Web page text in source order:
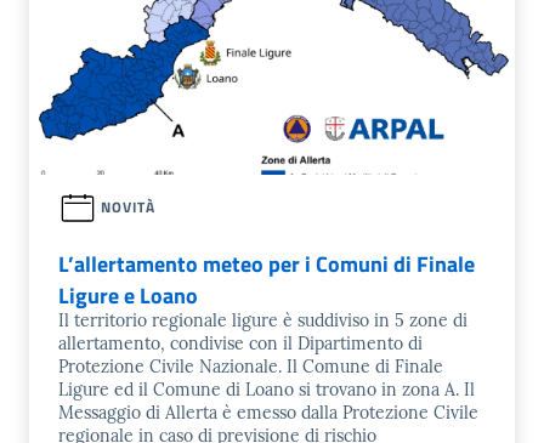
NOVITÀ
L’allertamento meteo per i Comuni di Finale
Ligure e Loano
Il territorio regionale ligure è suddiviso in 5 zone di
allertamento, condivise con il Dipartimento di
Protezione Civile Nazionale. Il Comune di Finale
Ligure ed il Comune di Loano si trovano in zona A. Il
Messaggio di Allerta è emesso dalla Protezione Civile
regionale in caso di previsione di rischio